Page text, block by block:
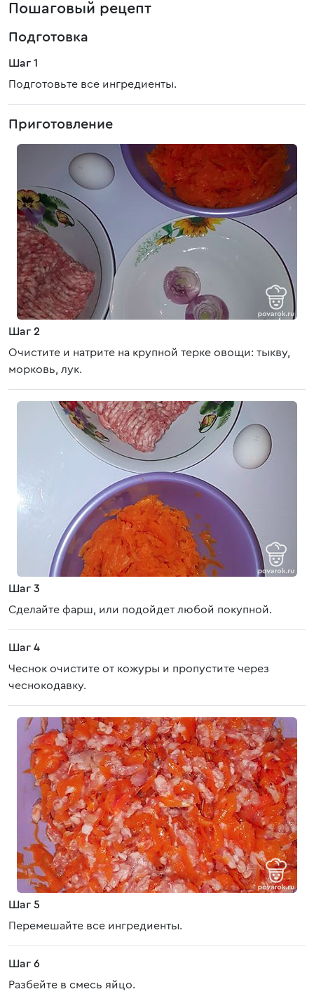
Пошаговый рецепт
Подготовка
Шаг 1
Подготовьте все ингредиенты.
Приготовление
Шаг 2
Очистите и натрите на крупной терке овощи: тыкву,
морковь, лук.
Шаг 3
Сделайте фарш, или подойдет любой покупной.
Шаг 4
Чеснок очистите от кожуры и пропустите через
чеснокодавку.
Шаг 5
Перемешайте все ингредиенты.
Шаг 6
Разбейте в смесь яйцо.